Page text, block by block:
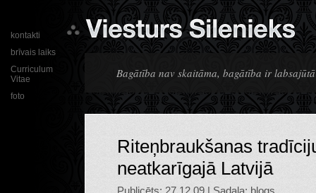
Bagātība nav skaitāma, bagātība ir labsajūtā
kontakti
brīvais laiks
Curriculum
Vitae
foto
Riteņbraukšanas
neatkarīgajā Latvijā
Publicēts: 27.12.09 | Sadaļa: blogs